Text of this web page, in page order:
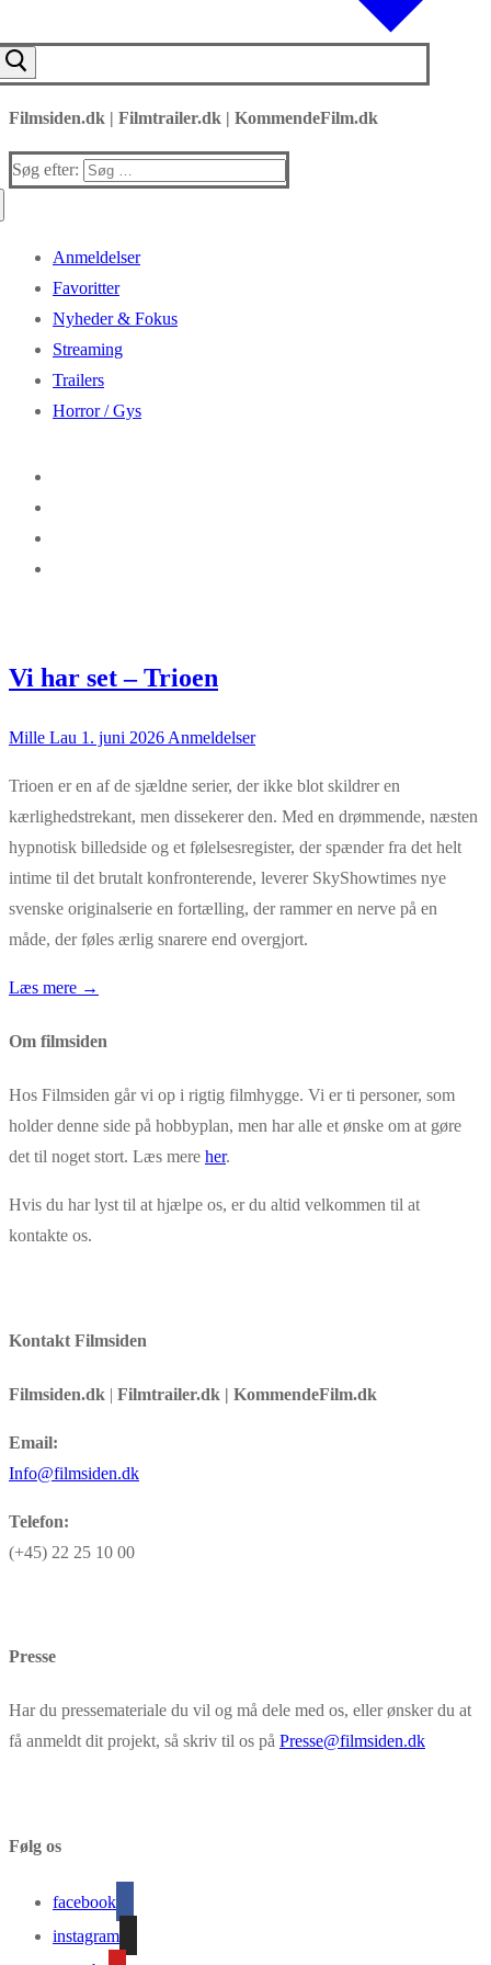
Filmsiden.dk | Filmtrailer.dk | KommendeFilm.dk
Søg efter:
Anmeldelser
Favoritter
Nyheder & Fokus
Streaming
Trailers
Horror / Gys
Vi har set – Trioen
Mille Lau 1. juni 2026 Anmeldelser
Trioen er en af de sjældne serier, der ikke blot skildrer en
kærlighedstrekant, men dissekerer den. Med en drømmende, næsten
hypnotisk billedside og et følelsesregister, der spænder fra det helt
intime til det brutalt konfronterende, leverer SkyShowtimes nye
svenske originalserie en fortælling, der rammer en nerve på en
måde, der føles ærlig snarere end overgjort.
Læs mere →
Om filmsiden
Hos Filmsiden går vi op i rigtig filmhygge. Vi er ti personer, som
holder denne side på hobbyplan, men har alle et ønske om at gøre
det til noget stort. Læs mere her.
Hvis du har lyst til at hjælpe os, er du altid velkommen til at
kontakte os.
Kontakt Filmsiden
Filmsiden.dk | Filmtrailer.dk | KommendeFilm.dk
Email:
Info@filmsiden.dk
Telefon:
(+45) 22 25 10 00
Presse
Har du pressemateriale du vil og må dele med os, eller ønsker du at
få anmeldt dit projekt, så skriv til os på Presse@filmsiden.dk
Følg os
facebook
instagram